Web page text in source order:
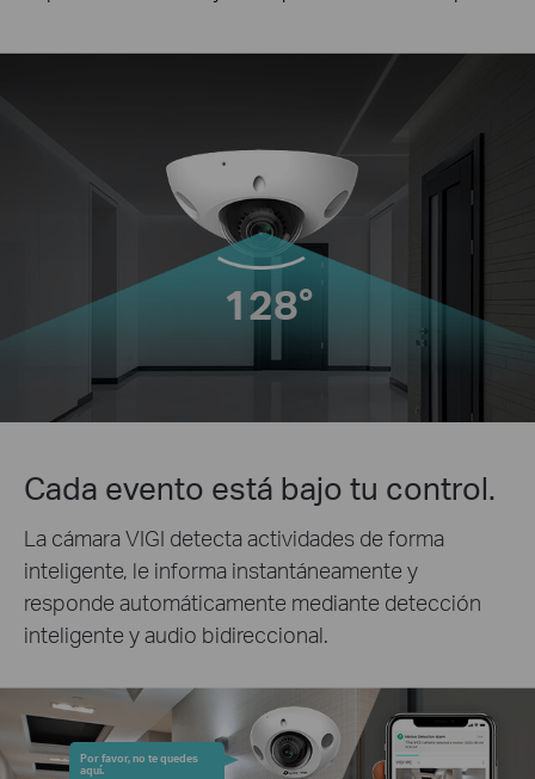
128°
Cada evento está bajo tu control.
La cámara VIGI detecta actividades de forma
inteligente, le informa instantáneamente y
responde automáticamente mediante detección
inteligente y audio bidireccional.
Por favor, no te quedes
aquí.